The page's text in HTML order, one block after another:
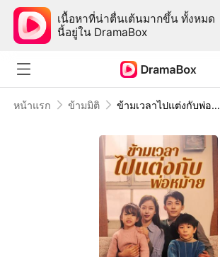
เนื้อหาที่น่าตื่นเต้นมากขึ้น ทั้งหมด
นี้อยู่ใน DramaBox
หน้าแรก ข้ามมิติ ข้ามเวลาไปแต่งกับพ่อหม้าย